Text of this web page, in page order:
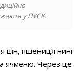
у ПУСК.
цін, пшениця нині
ячменю. Через це